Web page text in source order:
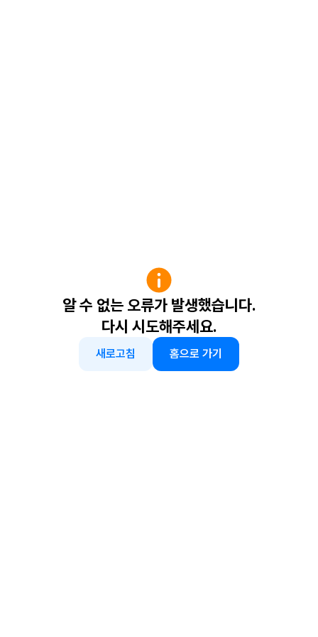
알 수 없는 오류가 발생했습니다.
다시 시도해주세요.
새로고침 홈으로 가기